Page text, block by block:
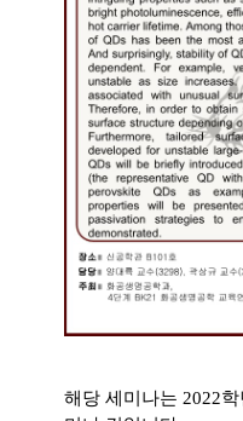
해당 세미나는 2022